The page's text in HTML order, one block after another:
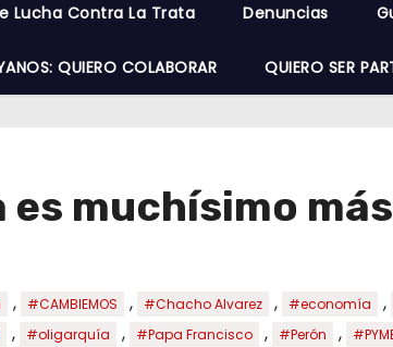
Lucha Contra La Trata Denuncias
QUIERO COLABORAR QUIERO SER
muchísimo
, #CAMBIEMOS , #Chacho Alvarez , #economía ,
, #oligarquía , #Papa Francisco , #Perón ,